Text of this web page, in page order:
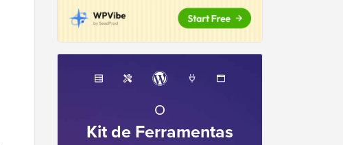
O
Kit de Ferramentas